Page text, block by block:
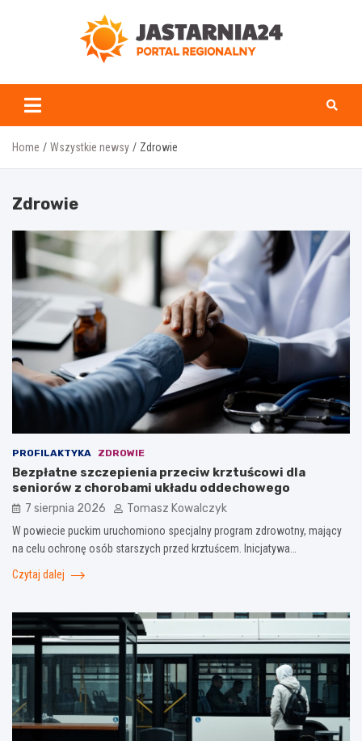
jastarnia24.pl
Home Wszystkie newsy Zdrowie
Zdrowie
PROFILAKTYKA ZDROWIE
Bezpłatne szczepienia przeciw krztuścowi dla
seniorów z chorobami układu oddechowego
7 sierpnia 2026 Tomasz Kowalczyk
W powiecie puckim uruchomiono specjalny program zdrowotny, mający
na celu ochronę osób starszych przed krztuścem. Inicjatywa…
Czytaj dalej